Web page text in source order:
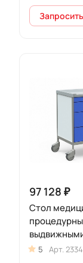
97 128 ₽
Стол
колесах,
5 Арт. 2334